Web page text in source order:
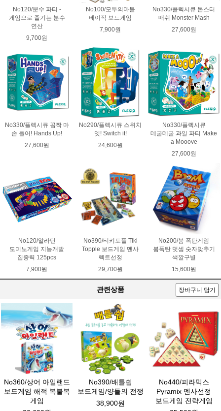
No120/분수 파티 -
게임으로 즐기는 분수
연산
9,700원
No100/모두의마블
베이직 보드게임
7,900원
No330/플렉시큐 몬스터
매쉬 Monster Mash
27,600원
No330/플렉시큐 꼼짝 마
손 들어! Hands Up!
27,600원
No290/플렉시큐 스위치
잇! Switch it!
24,600원
No330/플렉시큐
데굴데굴 과일 파티 Make
a Mooove
27,600원
No120/알라딘
도미노게임 지능개발
집중력 125pcs
7,900원
No390/티키토플 Tiki
Topple 보드게임 멘사
렉트선정
29,700원
No200/붐 폭탄게임
붐폭탄 덧셈 숫자맞추기
색깔구별
15,600원
관련상품 장바구니 담기
No360/상어 아일랜드
보드게임 해적 복불복
게임
No390/배틀쉽
보드게임/양들의 전쟁
38,900원
No440/피라믹스
Pyramix 멘사선정
보드게임 전략게임